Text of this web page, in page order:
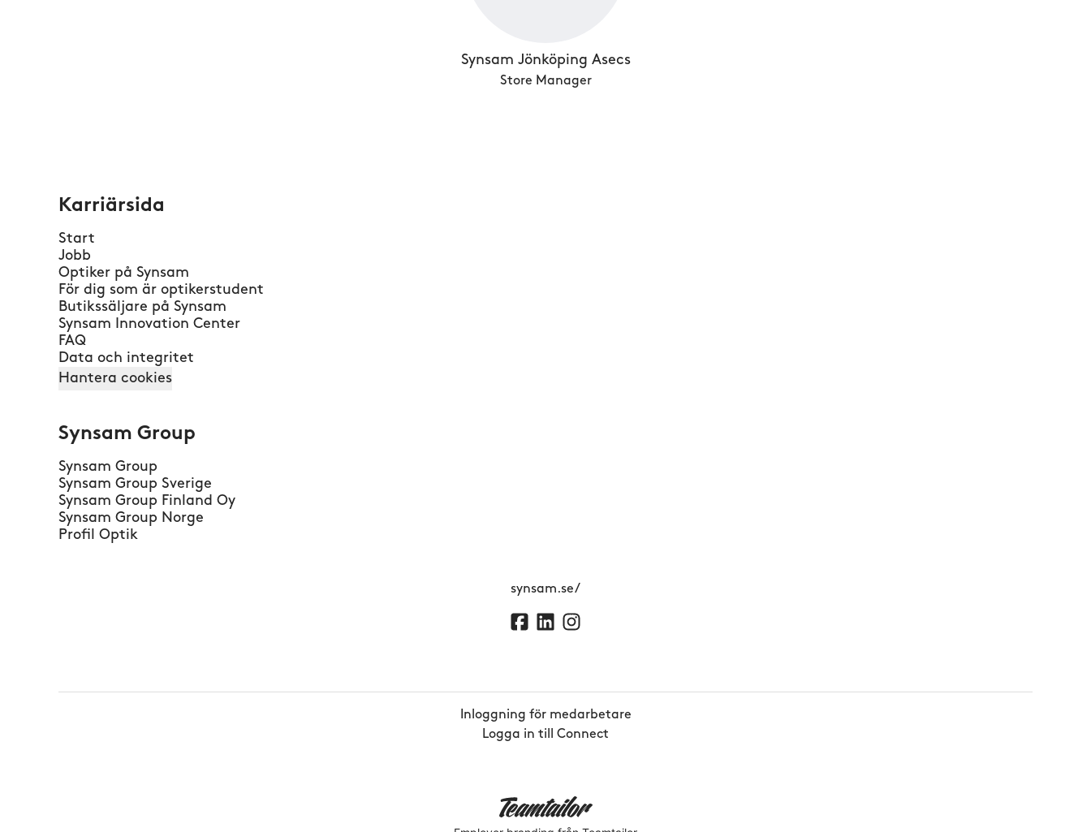
Synsam Jönköping Asecs
Store Manager
Karriärsida
Start
Jobb
Optiker på Synsam
För dig som är optikerstudent
Butikssäljare på Synsam
Synsam Innovation Center
FAQ
Data och integritet
Hantera cookies
Synsam Group
Synsam Group
Synsam Group Sverige
Synsam Group Finland Oy
Synsam Group Norge
Profil Optik
synsam.se/
Inloggning för medarbetare
Logga in till Connect